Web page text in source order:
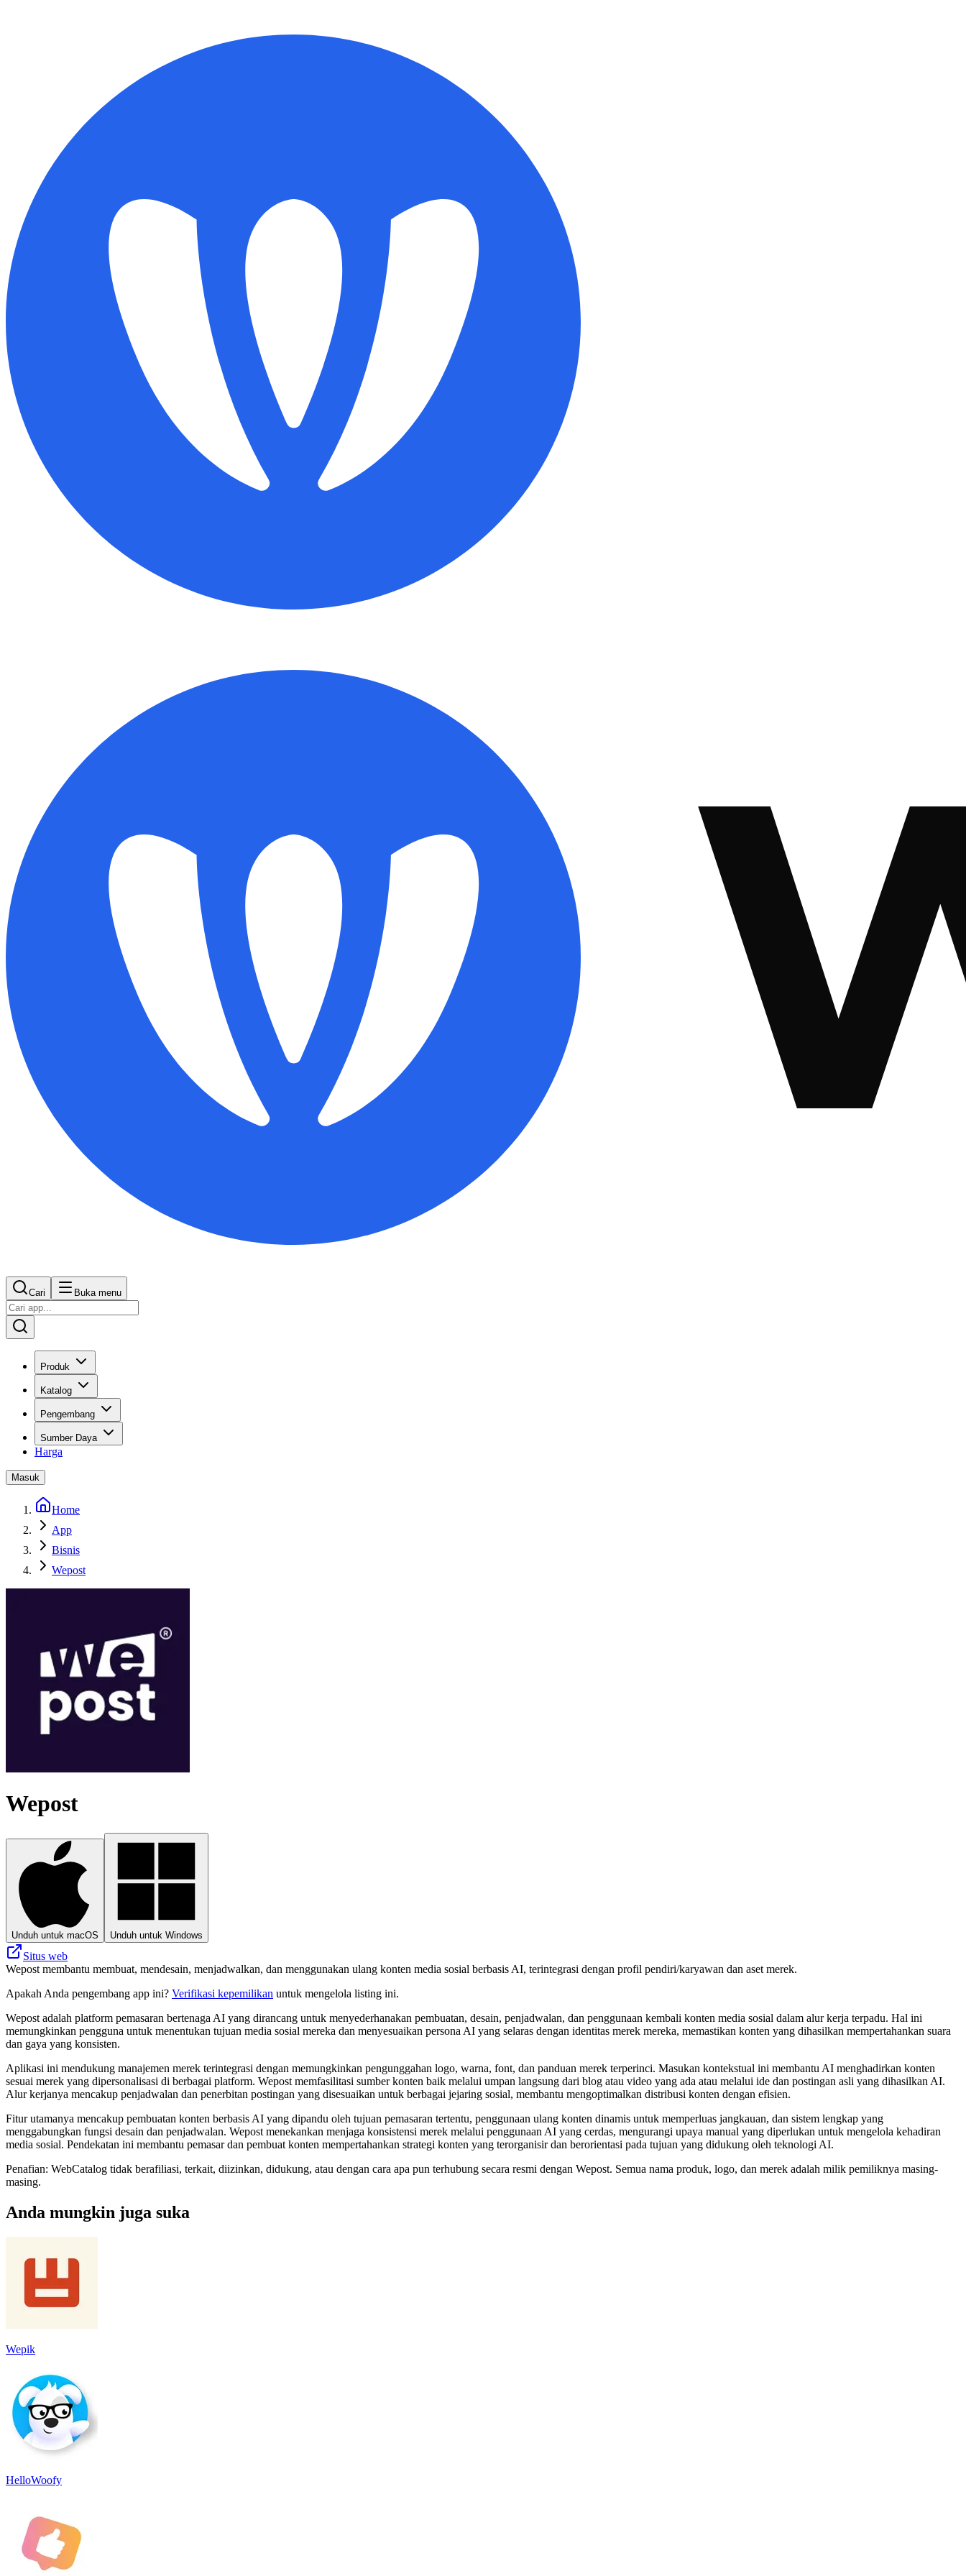
Cari Buka menu
Produk
Katalog
Pengembang
Sumber Daya
Harga
Masuk
Home
App
Bisnis
Wepost
Wepost
Unduh untuk macOS Unduh untuk Windows
Situs web
Wepost membantu membuat, mendesain, menjadwalkan, dan menggunakan ulang konten media sosial berbasis AI, terintegrasi dengan profil pendiri/karyawan dan aset merek.
Apakah Anda pengembang app ini? Verifikasi kepemilikan untuk mengelola listing ini.
Wepost adalah platform pemasaran bertenaga AI yang dirancang untuk menyederhanakan pembuatan, desain, penjadwalan, dan penggunaan kembali konten media sosial dalam alur kerja terpadu. Hal ini
memungkinkan pengguna untuk menentukan tujuan media sosial mereka dan menyesuaikan persona AI yang selaras dengan identitas merek mereka, memastikan konten yang dihasilkan mempertahankan suara
dan gaya yang konsisten.
Aplikasi ini mendukung manajemen merek terintegrasi dengan memungkinkan pengunggahan logo, warna, font, dan panduan merek terperinci. Masukan kontekstual ini membantu AI menghadirkan konten
sesuai merek yang dipersonalisasi di berbagai platform. Wepost memfasilitasi sumber konten baik melalui umpan langsung dari blog atau video yang ada atau melalui ide dan postingan asli yang dihasilkan AI.
Alur kerjanya mencakup penjadwalan dan penerbitan postingan yang disesuaikan untuk berbagai jejaring sosial, membantu mengoptimalkan distribusi konten dengan efisien.
Fitur utamanya mencakup pembuatan konten berbasis AI yang dipandu oleh tujuan pemasaran tertentu, penggunaan ulang konten dinamis untuk memperluas jangkauan, dan sistem lengkap yang
menggabungkan fungsi desain dan penjadwalan. Wepost menekankan menjaga konsistensi merek melalui penggunaan AI yang cerdas, mengurangi upaya manual yang diperlukan untuk mengelola kehadiran
media sosial. Pendekatan ini membantu pemasar dan pembuat konten mempertahankan strategi konten yang terorganisir dan berorientasi pada tujuan yang didukung oleh teknologi AI.
Penafian: WebCatalog tidak berafiliasi, terkait, diizinkan, didukung, atau dengan cara apa pun terhubung secara resmi dengan Wepost. Semua nama produk, logo, dan merek adalah milik pemiliknya masing-
masing.
Anda mungkin juga suka
Wepik
HelloWoofy